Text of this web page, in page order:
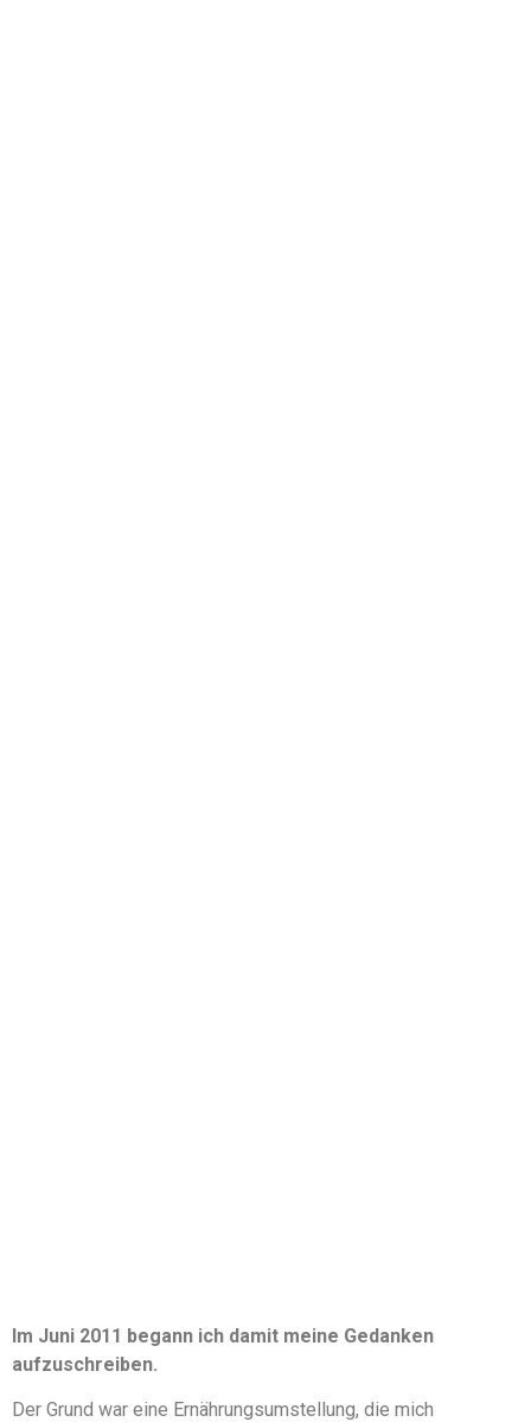
Im Juni 2011 begann ich damit meine Gedanken
aufzuschreiben.
Der Grund war eine Ernährungsumstellung, die mich